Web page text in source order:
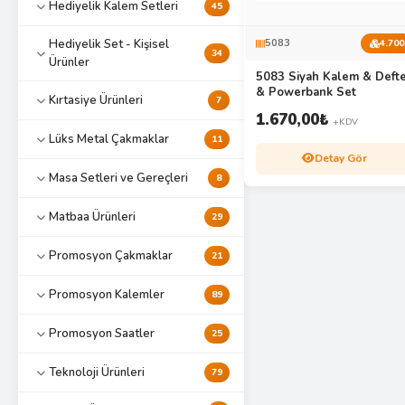
Hediyelik Kalem Setleri 45
Hediyelik Set - Kişisel
Ürünler
34
Kırtasiye Ürünleri 7
Lüks Metal Çakmaklar 11
Masa Setleri ve Gereçleri 8
Matbaa Ürünleri 29
Promosyon Çakmaklar 21
Promosyon Kalemler 89
Promosyon Saatler 25
Teknoloji Ürünleri 79
5083 4.700
5083 Siyah Kalem &
& Powerbank Set
1.670,00₺ +KDV
Detay Gör